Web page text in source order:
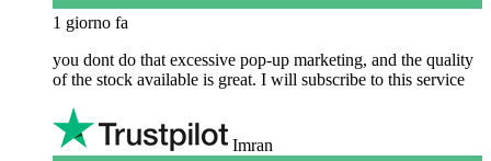
1 giorno fa
you dont do that excessive pop-up marketing, and the quality
of the stock available is great. I will subscribe to this service
Imran